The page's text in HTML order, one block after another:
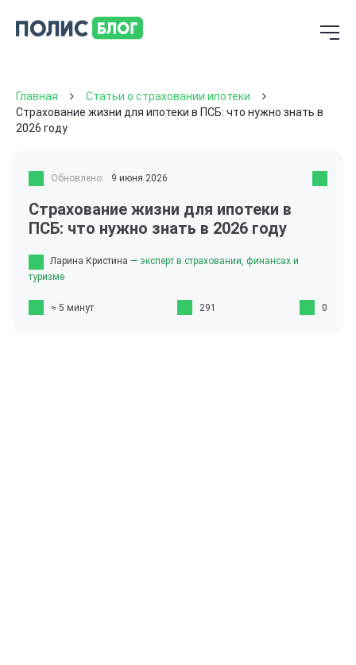
Главная
Статьи о страховании ипотеки
Страхование жизни для ипотеки в ПСБ: что нужно знать в
2026 году
Обновлено: 9 июня 2026
Страхование жизни для ипотеки в
ПСБ: что нужно знать в 2026 году
Ларина Кристина — эксперт в страховании, финансах и
туризме
≈ 5 минут 291 0